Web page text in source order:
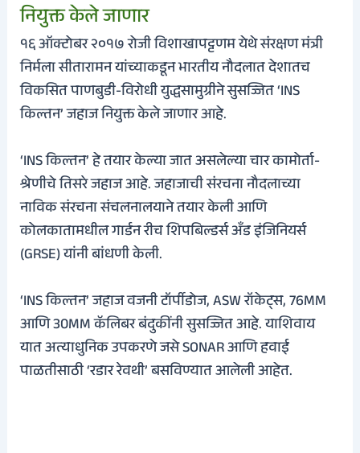
नियुक्त केले जाणार
१६ ऑक्टोबर २०१७ रोजी विशाखापट्टणम येथे संरक्षण मंत्री
निर्मला सीतारामन यांच्याकडून भारतीय नौदलात देशातच
विकसित पाणबुडी-विरोधी युद्धसामुग्रीने सुसज्जित ‘INS
किल्तन’ जहाज नियुक्त केले जाणार आहे.
‘INS किल्तन’ हे तयार केल्या जात असलेल्या चार कामोर्ता-
श्रेणीचे तिसरे जहाज आहे. जहाजाची संरचना नौदलाच्या
नाविक संरचना संचलनालयाने तयार केली आणि
कोलकातामधील गार्डन रीच शिपबिल्डर्स अँड इंजिनियर्स
(GRSE) यांनी बांधणी केली.
‘INS किल्तन’ जहाज वजनी टॉर्पीडोज, ASW रॉकेट्स, 76MM
आणि 30MM कॅलिबर बंदुकींनी सुसज्जित आहे. याशिवाय
यात अत्याधुनिक उपकरणे जसे SONAR आणि हवाई
पाळतीसाठी ‘रडार रेवथी’ बसविण्यात आलेली आहेत.